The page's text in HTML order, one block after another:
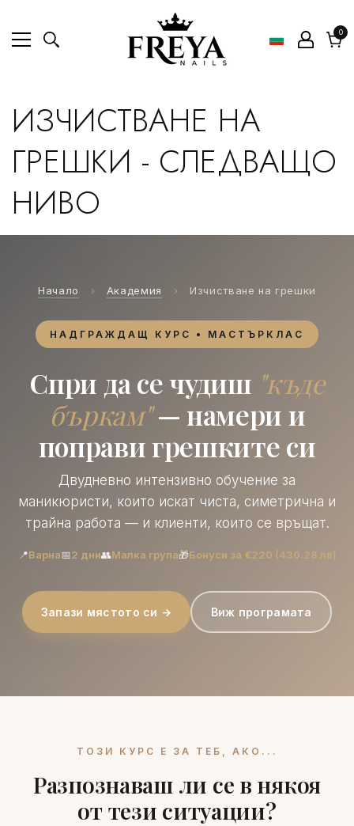
00
ИЗЧИСТВАНЕ НА
ГРЕШКИ - СЛЕДВАЩО
НИВО
Начало › Академия › Изчистване на грешки
НАДГРАЖДАЩ КУРС • МАСТЪРКЛАС
Спри да се чудиш "къде
бъркам"— намери и
поправи грешките си
Двудневно интензивно обучение за
маникюристи, които искат чиста, симетрична и
трайна работа — и клиенти, които се връщат.
📍Варна📅2 дни👥Малка група🎁Бонуси за €220 (430.28 лв)
Запази мястото си → Виж програмата
ТОЗИ КУРС Е ЗА ТЕБ, АКО...
Разпознаваш ли се в някоя
от тези ситуации?